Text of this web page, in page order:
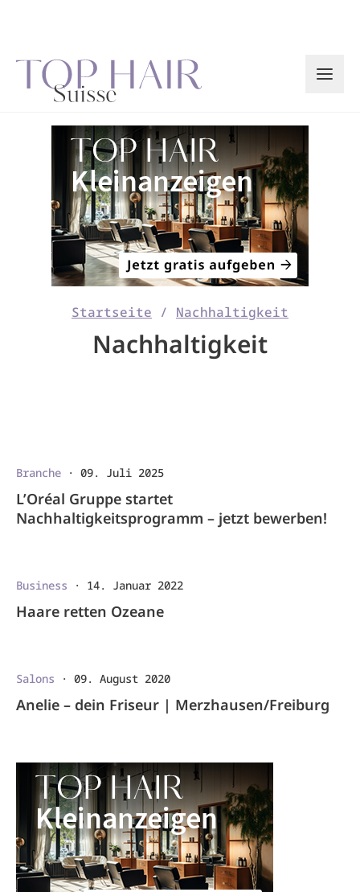
Startseite / Nachhaltigkeit
Nachhaltigkeit
Branche · 09. Juli 2025
L’Oréal Gruppe startet
Nachhaltigkeitsprogramm – jetzt bewerben!
Business · 14. Januar 2022
Haare retten Ozeane
Salons · 09. August 2020
Anelie – dein Friseur | Merzhausen/Freiburg